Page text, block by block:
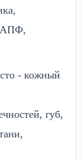
АПФ,
- кожный
губ,